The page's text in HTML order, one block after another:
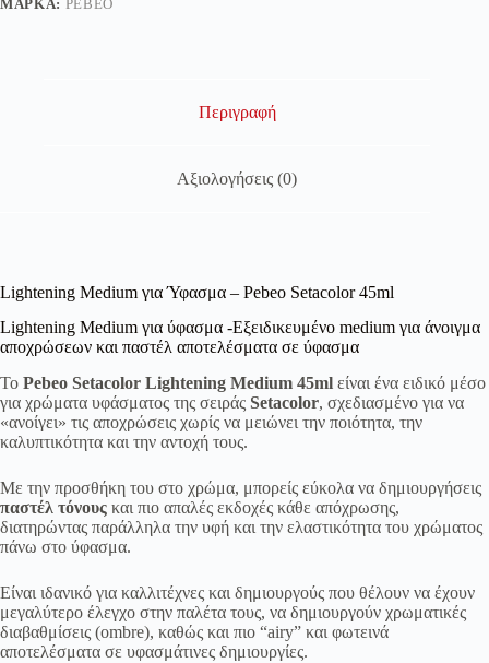
ΜΆΡΚΑ: PEBEO
Περιγραφή
Αξιολογήσεις (0)
Lightening Medium για Ύφασμα – Pebeo Setacolor 45ml
Lightening Medium για ύφασμα -Εξειδικευμένο medium για άνοιγμα
αποχρώσεων και παστέλ αποτελέσματα σε ύφασμα
Το Pebeo Setacolor Lightening Medium 45ml είναι ένα ειδικό μέσο
για χρώματα υφάσματος της σειράς Setacolor, σχεδιασμένο για να
«ανοίγει» τις αποχρώσεις χωρίς να μειώνει την ποιότητα, την
καλυπτικότητα και την αντοχή τους.
Με την προσθήκη του στο χρώμα, μπορείς εύκολα να δημιουργήσεις
παστέλ τόνους και πιο απαλές εκδοχές κάθε απόχρωσης,
διατηρώντας παράλληλα την υφή και την ελαστικότητα του χρώματος
πάνω στο ύφασμα.
Είναι ιδανικό για καλλιτέχνες και δημιουργούς που θέλουν να έχουν
μεγαλύτερο έλεγχο στην παλέτα τους, να δημιουργούν χρωματικές
διαβαθμίσεις (ombre), καθώς και πιο “airy” και φωτεινά
αποτελέσματα σε υφασμάτινες δημιουργίες.